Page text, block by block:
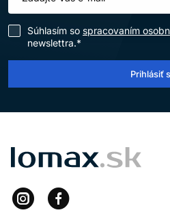
Súhlasím so spracovaním
newslettra.*
Prihlásiť
LOMAX